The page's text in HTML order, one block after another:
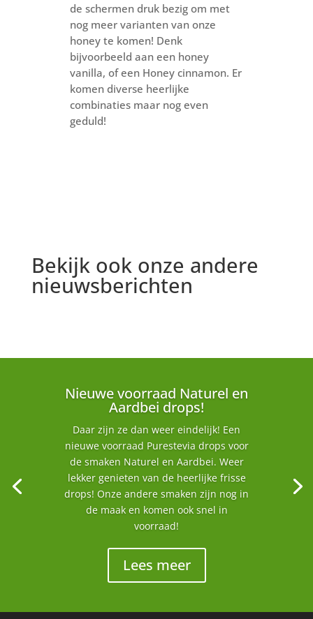
de schermen druk bezig om met
nog meer varianten van onze
honey te komen! Denk
bijvoorbeeld aan een honey
vanilla, of een Honey cinnamon. Er
komen diverse heerlijke
combinaties maar nog even
geduld!
Bekijk ook onze andere
nieuwsberichten
Nieuwe voorraad Naturel en
Aardbei drops!
Daar zijn ze dan weer eindelijk! Een
nieuwe voorraad Purestevia drops voor
de smaken Naturel en Aardbei. Weer
lekker genieten van de heerlijke frisse
drops! Onze andere smaken zijn nog in
de maak en komen ook snel in
voorraad!
Lees meer